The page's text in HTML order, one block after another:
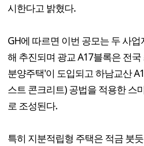
시한다고 밝혔다.
GH에 따르면 이번 공모는 두 사
해 추진되며 광교 A17블록은 전
분양주택'이 도입되고 하남교산
스트 콘크리트) 공법을 적용한 스
로 조성된다.
특히 지분적립형 주택은 적금 붓